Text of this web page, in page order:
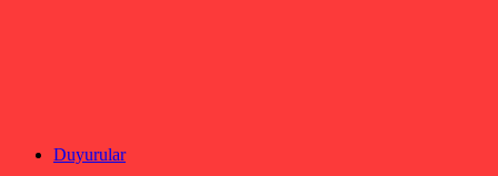
Duyurular